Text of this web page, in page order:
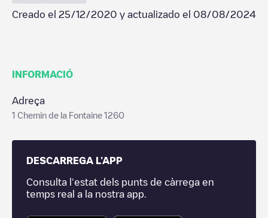
Creado el 25/12/2020 y actualizado el 08/08/2024
INFORMACIÓ
Adreça
1 Chemin de la Fontaine 1260
DESCARREGA L'APP
Consulta l'estat dels punts de càrrega en
temps real a la nostra app.